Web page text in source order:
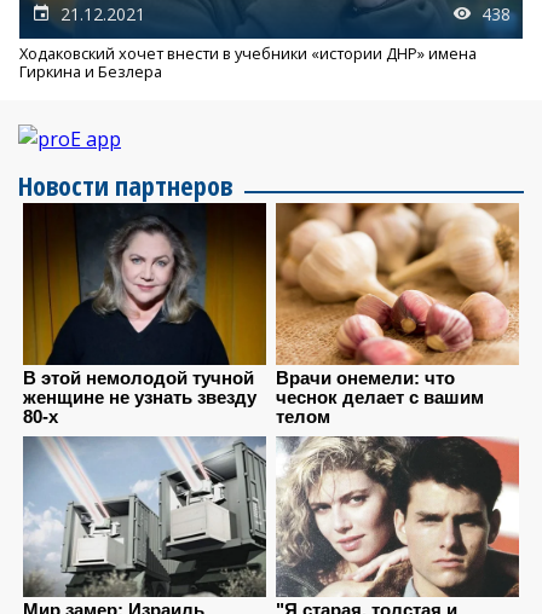
21.12.2021 438
Ходаковский хочет внести в учебники «истории ДНР» имена
Гиркина и Безлера
Новости партнеров